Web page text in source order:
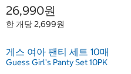
26,990원
한 개당 2,699원
게스 여아 팬티 세트 10매
Guess Girl's Panty Set 10PK